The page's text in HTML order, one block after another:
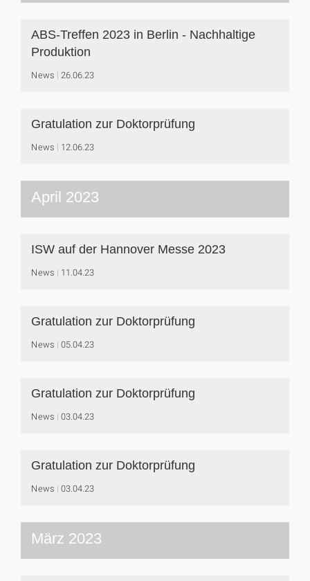
ABS-Treffen 2023 in Berlin - Nachhaltige
Produktion
News 26.06.23
Gratulation zur Doktorprüfung
News 12.06.23
April 2023
ISW auf der Hannover Messe 2023
News 11.04.23
Gratulation zur Doktorprüfung
News 05.04.23
Gratulation zur Doktorprüfung
News 03.04.23
Gratulation zur Doktorprüfung
News 03.04.23
März 2023